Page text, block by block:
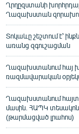
Ղրղըզստանի
Ղազախստան
Տոկաևը շեշտում է՝
առանց զգուշացման
Ղազախստանում հայ
ռազմավարական
Ղազախստանում
մասին. ՀԱՊԿ
(թարմացված լրահոս)